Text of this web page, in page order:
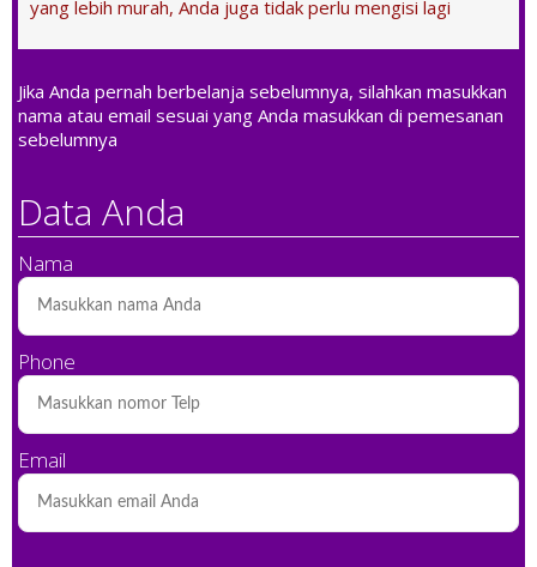
yang lebih murah, Anda juga tidak perlu mengisi lagi
Jika Anda pernah berbelanja sebelumnya, silahkan masukkan
nama atau email sesuai yang Anda masukkan di pemesanan
sebelumnya
Data Anda
Nama
Phone
Email